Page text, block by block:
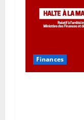
Finances